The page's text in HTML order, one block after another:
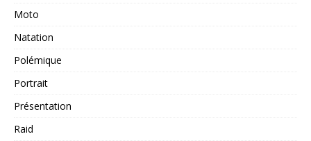
Moto
Natation
Polémique
Portrait
Présentation
Raid